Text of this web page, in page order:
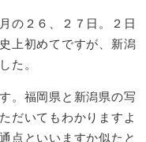
の２６、２７日。２日
上初めてですが、新潟
た。
。福岡県と新潟県の写
だいてもわかりますよ
点といいますか似たと